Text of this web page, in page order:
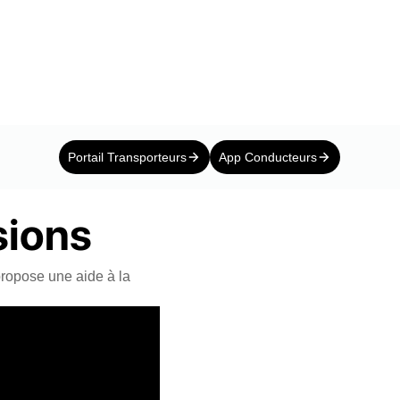
Portail Transporteurs App Conducteurs
une aide à la